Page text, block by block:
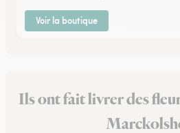
Voir la boutique
Ils ont fait livrer des